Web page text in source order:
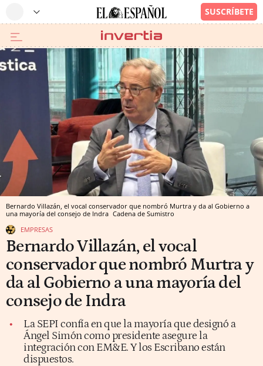
Bernardo Villazán, el vocal conservador que nombró Murtra y da al Gobierno a
una mayoría del consejo de Indra Cadena de Sumistro
EMPRESAS
Bernardo Villazán, el vocal
conservador que nombró Murtra y
da al Gobierno a una mayoría del
consejo de Indra
La SEPI confía en que la mayoría que designó a
Ángel Simón como presidente asegure la
integración con EM&E. Y los Escribano están
dispuestos.